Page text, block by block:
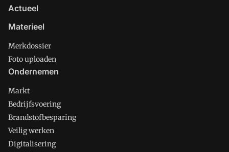
Actueel
Materieel
Merkdossier
Foto uploaden
Ondernemen
Markt
Bedrijfsvoering
Brandstofbesparing
Veilig werken
Digitalisering